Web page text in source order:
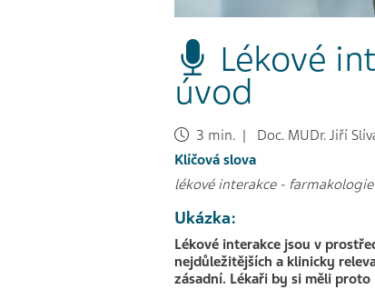
Lékové
úvod
3 min. | Doc. MUDr. Jiří
Klíčová slova
lékové interakce- farmakologie
Ukázka:
Lékové interakce jsou v
nejdůležitějších a klinicky
zásadní. Lékaři by si měli